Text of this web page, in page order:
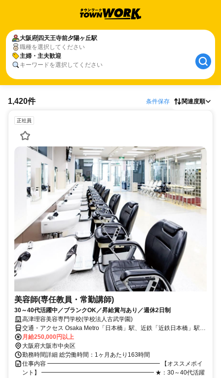
大阪府 四天王寺前夕陽ヶ丘駅
職種を選択してください
主婦・主夫歓迎
キーワードを選択してください
1,420件 条件保存 関連度順
正社員
美容師(専任教員・常勤講師)
30～40代活躍中／ブランクOK／昇給賞与あり／週休2日制
高津理容美容専門学校(学校法人古武学園)
交通・アクセス Osaka Metro「日本橋」駅、近鉄「近鉄日本橋」駅よ
り徒歩3分 Osaka Metro・南海「なんば」駅、近鉄・阪神「大阪難
波」駅より徒歩7分
月給250,000円以上
大阪府大阪市中央区
勤務時間詳細 総労働時間：1ヶ月あたり163時間
仕事内容 ━━━━━━━━━━━━━━━━━━━ 【オススメポイ
ント】 ━━━━━━━━━━━━━━━━━━━ ★：30～40代活躍